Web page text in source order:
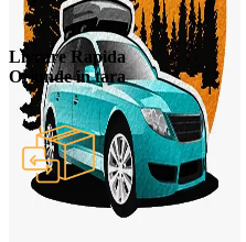
Livrare Rapida
Oriunde in tara